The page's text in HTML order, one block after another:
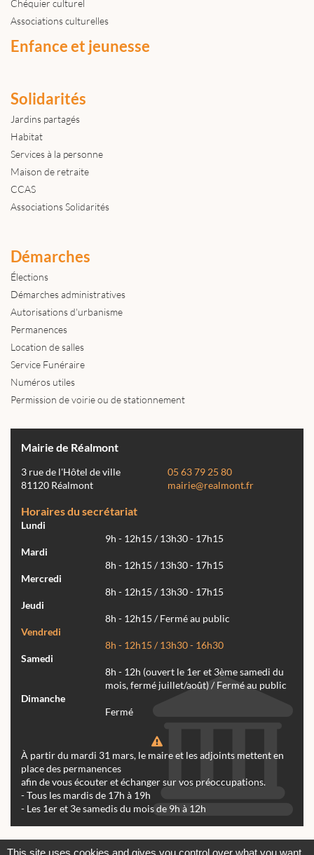
Chéquier culturel
Associations culturelles
Enfance et jeunesse
Solidarités
Jardins partagés
Habitat
Services à la personne
Maison de retraite
CCAS
Associations Solidarités
Démarches
Élections
Démarches administratives
Autorisations d'urbanisme
Permanences
Location de salles
Service Funéraire
Numéros utiles
Permission de voirie ou de stationnement
Mairie de Réalmont
3 rue de l'Hôtel de ville
81120 Réalmont
05 63 79 25 80
mairie@realmont.fr
Horaires du secrétariat
Lundi
9h - 12h15 / 13h30 - 17h15
Mardi
8h - 12h15 / 13h30 - 17h15
Mercredi
8h - 12h15 / 13h30 - 17h15
Jeudi
8h - 12h15 / Fermé au public
Vendredi
8h - 12h15 / 13h30 - 16h30
Samedi
8h - 12h (ouvert le 1er et 3ème samedi du
mois, fermé juillet/août) / Fermé au public
Dimanche
Fermé
À partir du mardi 31 mars, le maire et les adjoints mettent en
place des permanences
afin de vous écouter et échanger sur vos préoccupations.
- Tous les mardis de 17h à 19h
- Les 1er et 3e samedis du mois de 9h à 12h
This site uses cookies and gives you control over what you want